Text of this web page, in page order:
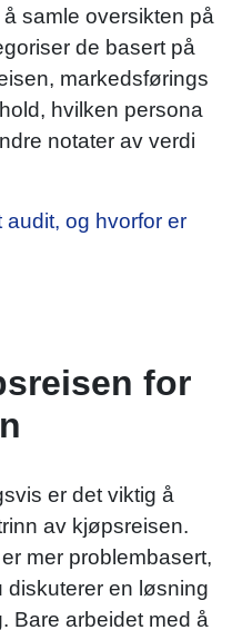
samle oversikten på
de basert på
markedsførings
hvilken persona
notater av verdi
audit, og hvorfor er
for
er det viktig å
av kjøpsreisen.
mer problembasert,
diskuterer en løsning
Bare arbeidet med å